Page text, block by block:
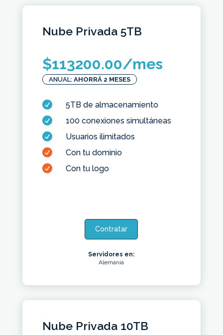
Nube Privada 5TB
$113200.00/mes
ANUAL: AHORRÁ 2 MESES
 5TB de almacenamiento
 100 conexiones simultáneas
 Usuarios ilimitados
 Con tu dominio
 Con tu logo
Contratar
Servidores en:
Alemania
Nube Privada 10TB